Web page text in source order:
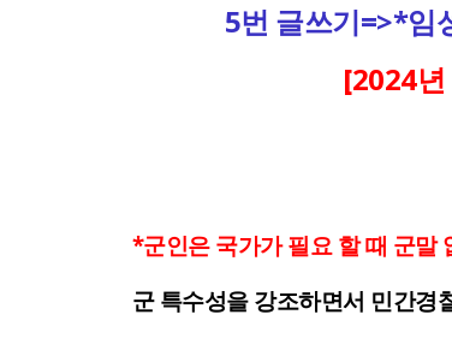
5번 글쓰기=>*임성
[2024
*군인은 국가가 필요 할 때 군말
군 특수성을 강조하면서 민간경